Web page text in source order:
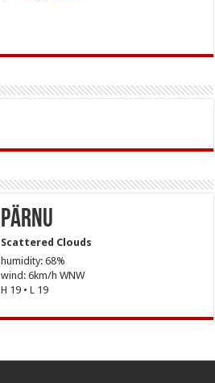
Pärnu
Scattered Clouds
humidity: 68%
wind: 6km/h WNW
H 19 • L 19